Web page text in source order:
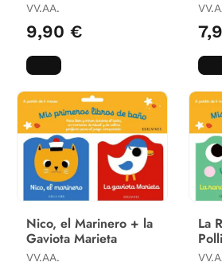
VV.AA.
9,90 €
Nico, el Marinero + la
Gaviota Marieta
VV.AA.
La